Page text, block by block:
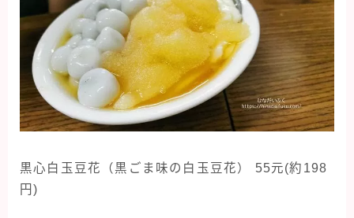
黒心白玉豆花（黒ごま味の白玉豆花） 55元(約198
円)